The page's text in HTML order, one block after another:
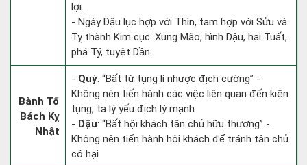
lợi.
- Ngày Dậu lục hợp với Thìn, tam hợp với Sửu và
Tỵ thành Kim cục. Xung Mão, hình Dậu, hại Tuất,
phá Tý, tuyệt Dần.
Bành Tổ
Bách Kỵ
Nhật
- Quý: “Bất từ tụng lí nhược địch cường” -
Không nên tiến hành các việc liên quan đến kiện
tụng, ta lý yếu địch lý mạnh
- Dậu: “Bất hội khách tân chủ hữu thương” -
Không nên tiến hành hội khách để tránh tân chủ
có hại